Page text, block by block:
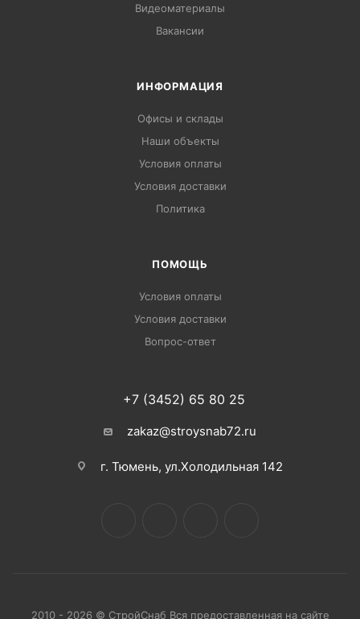
Видеоматериалы
Вакансии
ИНФОРМАЦИЯ
Офисы и склады
Наши объекты
Условия оплаты
Условия доставки
Политика
ПОМОЩЬ
Условия оплаты
Условия доставки
Вопрос-ответ
+7 (3452) 65 80 25
zakaz@stroysnab72.ru
г. Тюмень, ул.Холодильная 142
2010 - 2026 © СтройСнаб Вся предоставленная на сайте